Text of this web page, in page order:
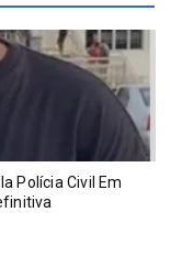
Polícia Civil Em